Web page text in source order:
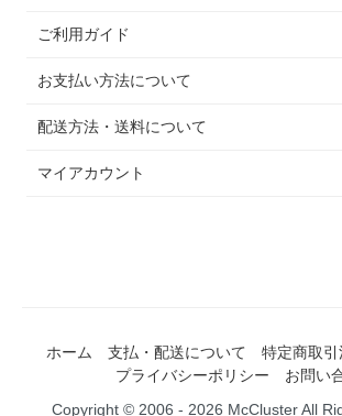
ご利用ガイド
お支払い方法について
配送方法・送料について
マイアカウント
ホーム 支払・配送について
特定商取
プライバシーポリシー
お問い
Copyright © 2006 - 2026 McCluster All